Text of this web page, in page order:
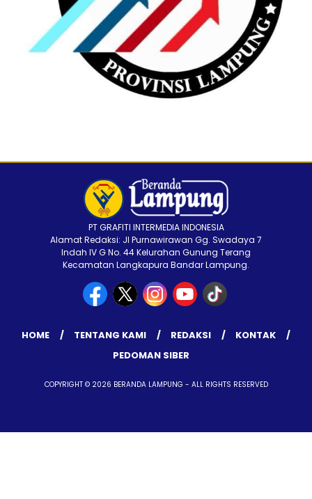
PT GRAFITI INTERMEDIA INDONESIA
Alamat Redaksi: Jl Purnawirawan Gg. Swadaya 7
Indah IV G No. 44 Kelurahan Gunung Terang
Kecamatan Langkapura Bandar Lampung.
HOME TENTANG KAMI REDAKSI
KONTAK
PEDOMAN SIBER
COPYRIGHT © 2026 BERANDA LAMPUNG - ALL RIGHTS RESERVED